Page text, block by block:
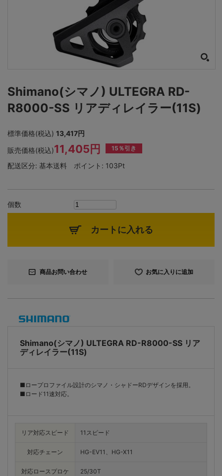
Shimano(シマノ) ULTEGRA RD-
R8000-SS リアディレイラー(11S)
標準価格(税込) 13,417円
販売価格(税込)11,405円 15％引き
配送区分: 基本送料 ポイント: 103Pt
個数
カートに入れる
商品お問い合わせ お気に入りに追加
Shimano(シマノ) ULTEGRA RD-R8000-SS リア
ディレイラー(11S)
■ロープロファイル設計のシマノ・シャドーRDデザインを採用。
■ロード11速対応。
リア対応スピード 11スピード
対応チェーン HG-EV11、HG-X11
対応ロースプロケ
25/30T